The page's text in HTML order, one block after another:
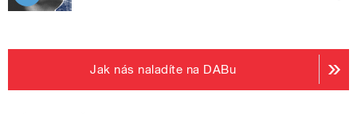
Jak nás naladíte na DABu